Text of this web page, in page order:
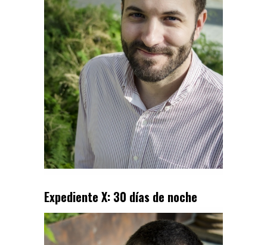
Expediente X: 30 días de noche